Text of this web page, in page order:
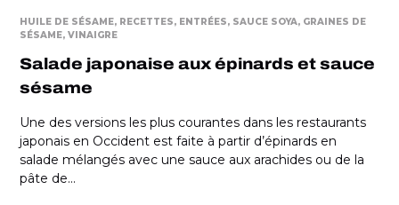
HUILE DE SÉSAME RECETTES ENTRÉES SAUCE SOYA GRAINES DE
SÉSAME VINAIGRE
Salade japonaise aux épinards et sauce
sésame
Une des versions les plus courantes dans les restaurants
japonais en Occident est faite à partir d’épinards en
salade mélangés avec une sauce aux arachides ou de la
pâte de...